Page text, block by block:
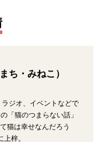
ち・みねこ）
ジオ、イベントなどで
「猫のつまらない話」
猫は幸せなんだろう
梓。